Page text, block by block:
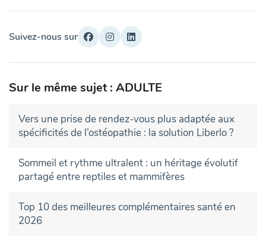
Suivez-nous sur
Sur le même sujet : ADULTE
Vers une prise de rendez-vous plus adaptée aux
spécificités de l’ostéopathie : la solution Liberlo ?
Sommeil et rythme ultralent : un héritage évolutif
partagé entre reptiles et mammifères
Top 10 des meilleures complémentaires santé en
2026